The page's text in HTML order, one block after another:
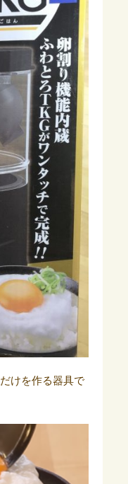
だけを作る器具で